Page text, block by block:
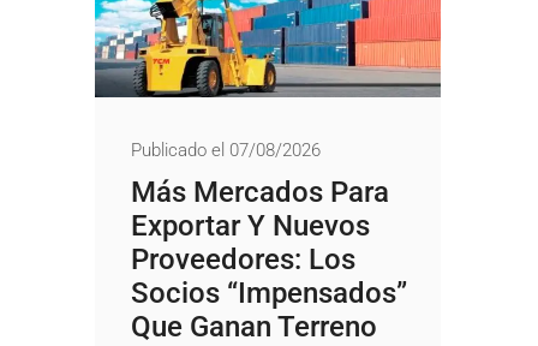
Publicado el 07/08/2026
Más Mercados Para
Exportar Y Nuevos
Proveedores: Los
Socios “impensados”
Que Ganan Terreno